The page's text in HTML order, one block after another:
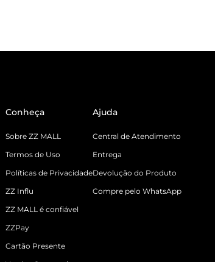
Conheça
Sobre ZZ MALL
Termos de Uso
Políticas de Privacidade
ZZ Influ
ZZ MALL é confiável
ZZPay
Cartão Presente
Ajuda
Central de Atendimento
Entrega
Devolução do Produto
Compre pelo WhatsApp